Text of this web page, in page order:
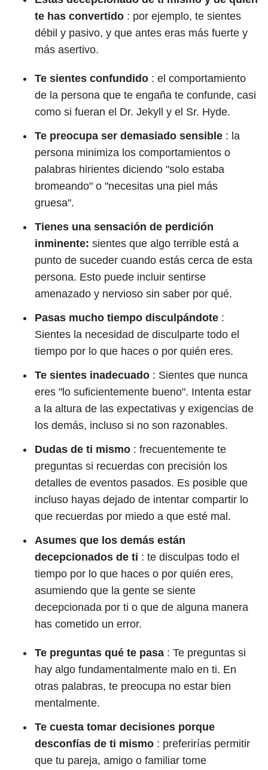
te has convertido : por ejemplo, te sientes
débil y pasivo, y que antes eras más fuerte y
más asertivo.
Te sientes confundido : el comportamiento
de la persona que te engaña te confunde, casi
como si fueran el Dr. Jekyll y el Sr. Hyde.
Te preocupa ser demasiado sensible : la
persona minimiza los comportamientos o
palabras hirientes diciendo "solo estaba
bromeando" o "necesitas una piel más
gruesa".
Tienes una sensación de perdición
inminente: sientes que algo terrible está a
punto de suceder cuando estás cerca de esta
persona. Esto puede incluir sentirse
amenazado y nervioso sin saber por qué.
Pasas mucho tiempo disculpándote :
Sientes la necesidad de disculparte todo el
tiempo por lo que haces o por quién eres.
Te sientes inadecuado : Sientes que nunca
eres "lo suficientemente bueno". Intenta estar
a la altura de las expectativas y exigencias de
los demás, incluso si no son razonables.
Dudas de ti mismo : frecuentemente te
preguntas si recuerdas con precisión los
detalles de eventos pasados. Es posible que
incluso hayas dejado de intentar compartir lo
que recuerdas por miedo a que esté mal.
Asumes que los demás están
decepcionados de ti : te disculpas todo el
tiempo por lo que haces o por quién eres,
asumiendo que la gente se siente
decepcionada por ti o que de alguna manera
has cometido un error.
Te preguntas qué te pasa : Te preguntas si
hay algo fundamentalmente malo en ti. En
otras palabras, te preocupa no estar bien
mentalmente.
Te cuesta tomar decisiones porque
desconfías de ti mismo : preferirías permitir
que tu pareja, amigo o familiar tome